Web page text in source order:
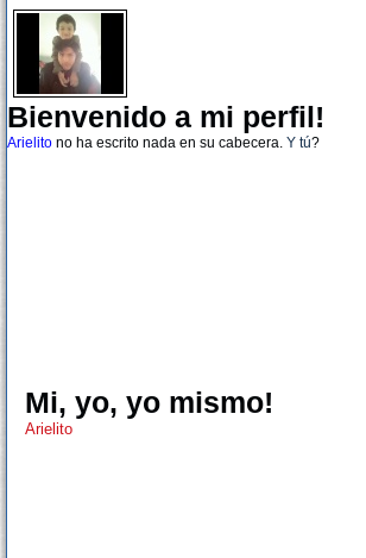
Bienvenido a mi perfil!
Arielito no ha escrito nada en su cabecera. Y tú?
Mi, yo, yo mismo!
Arielito